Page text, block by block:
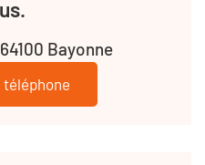
Bayonne